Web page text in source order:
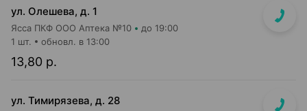
ул. Олешева, д. 1
Ясса ПКФ ООО Аптека №10 до 19:00
13,80 р.
1 шт. обновл. в 13:00
ул. Тимирязева, д. 28